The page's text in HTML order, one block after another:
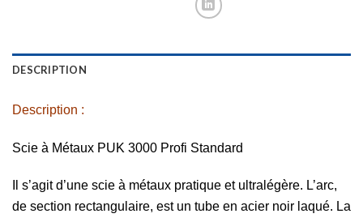
DESCRIPTION
Description :
Scie à Métaux PUK 3000 Profi Standard
Il s’agit d’une scie à métaux pratique et ultralégère. L’arc,
de section rectangulaire, est un tube en acier noir laqué. La